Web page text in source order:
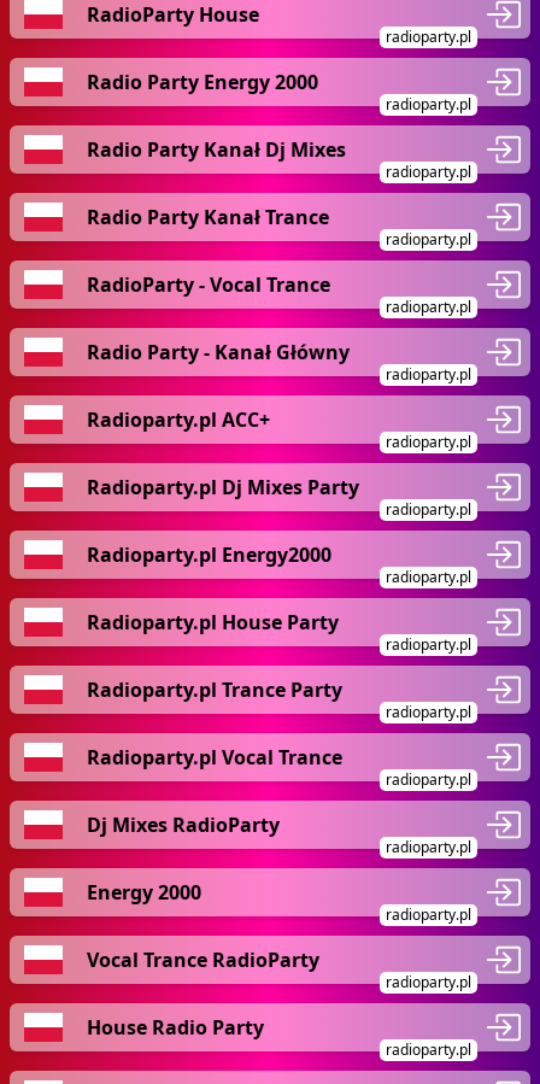
RadioParty House
radioparty.pl
Radio Party Energy 2000
radioparty.pl
Radio Party Kanał Dj Mixes
radioparty.pl
Radio Party Kanał Trance
radioparty.pl
RadioParty - Vocal Trance
radioparty.pl
Radio Party - Kanał Główny
radioparty.pl
Radioparty.pl ACC+
radioparty.pl
Radioparty.pl Dj Mixes Party
radioparty.pl
Radioparty.pl Energy2000
radioparty.pl
Radioparty.pl House Party
radioparty.pl
Radioparty.pl Trance Party
radioparty.pl
Radioparty.pl Vocal Trance
radioparty.pl
Dj Mixes RadioParty
radioparty.pl
Energy 2000
radioparty.pl
Vocal Trance RadioParty
radioparty.pl
House Radio Party
radioparty.pl